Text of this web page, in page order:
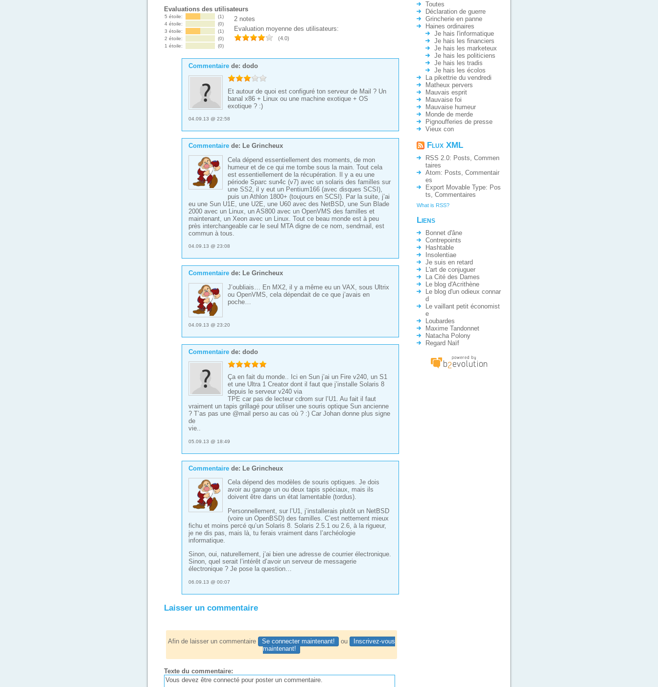
Evaluations des utilisateurs
5 étoile:
(1)
4 étoile:
(0)
3 étoile:
(1)
2 étoile:
(0)
1 étoile:
(0)
2 notes
Evaluation moyenne des utilisateurs:
* * * * (4.0)
Commentairede: dodo
*
* * -
Et autour de quoi est configuré ton serveur de Mail ? Un
banal x86 + Linux ou une machine exotique + OS
exotique ? :)
04.09.13 @ 22:58
Commentairede: Le Grincheux
Cela dépend essentiellement des moments, de mon
humeur et de ce qui me tombe sous la main. Tout cela
est essentiellement de la récupération. Il y a eu une
période Sparc sun4c (v7) avec un solaris des familles sur
une SS2, il y eut un Pentium166 (avec disques SCSI),
puis un Athlon 1800+ (toujours en SCSI). Par la suite, j’ai
eu une Sun U1E, une U2E, une U60 avec des NetBSD, une Sun Blade
2000 avec un Linux, un AS800 avec un OpenVMS des familles et
maintenant, un Xeon avec un Linux. Tout ce beau monde est à peu
près interchangeable car le seul MTA digne de ce nom, sendmail, est
commun à tous.
04.09.13 @ 23:08
Commentairede: Le Grincheux
J’oubliais… En MX2, il y a même eu un VAX, sous Ultrix
ou OpenVMS, cela dépendait de ce que j’avais en
poche…
04.09.13 @ 23:20
Commentairede: dodo
*
* * *
Ça en fait du monde.. Ici en Sun j’ai un Fire v240, un S1
et une Ultra 1 Creator dont il faut que j’installe Solaris 8
depuis le serveur v240 via
TPE car pas de lecteur cdrom sur l’U1. Au fait il faut
vraiment un tapis grillagé pour utiliser une souris optique Sun ancienne
? T’as pas une @mail perso au cas où ? :) Car Johan donne plus signe
de
vie..
05.09.13 @ 18:49
Commentairede: Le Grincheux
Cela dépend des modèles de souris optiques. Je dois
avoir au garage un ou deux tapis spéciaux, mais ils
doivent être dans un état lamentable (tordus).
Personnellement, sur l’U1, j’installerais plutôt un NetBSD
(voire un OpenBSD) des familles. C’est nettement mieux
fichu et moins percé qu’un Solaris 8. Solaris 2.5.1 ou 2.6, à la rigueur,
je ne dis pas, mais là, tu ferais vraiment dans l’archéologie
informatique.
Sinon, oui, naturellement, j’ai bien une adresse de courrier électronique.
Sinon, quel serait l’intérêt d’avoir un serveur de messagerie
électronique ? Je pose la question…
06.09.13 @ 00:07
Laisser un commentaire
Afin de laisser un commentaire Se connecter maintenant! ou
Inscrivez-vous
maintenant!
Texte du commentaire:
Toutes
Déclaration de guerre
Grincherie en panne
Haines ordinaires
Je hais l'informatique
Je hais les financiers
Je hais les marketeux
Je hais les politiciens
Je hais les tradis
Je hais les écolos
La pikettrie du vendredi
Matheux pervers
Mauvais esprit
Mauvaise foi
Mauvaise humeur
Monde de merde
Pignoufferies de presse
Vieux con
Flux XML
RSS 2.0: Posts Commen
taires
Atom: Posts Commentair
es
Export Movable Type: Pos
ts Commentaires
What is RSS?
Liens
Bonnet d'âne
Contrepoints
Hashtable
Insolentiae
Je suis en retard
L'art de conjuguer
La Cité des Dames
Le blog d'Acrithène
Le blog d'un odieux connar
d
Le vaillant petit économist
e
Loubardes
Maxime Tandonnet
Natacha Polony
Regard Naïf